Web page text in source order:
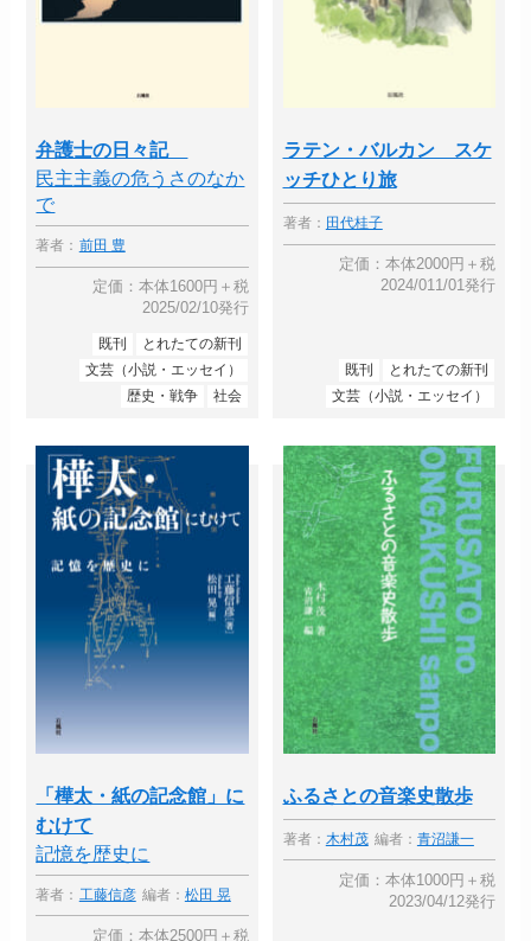
弁護士の日々記
民主主義の危うさのなか
で
著者： 前田 豊
定価：本体1600円＋税
2025/02/10発行
既刊
とれたての新刊
文芸（小説・エッセイ）
歴史・戦争
社会
ラテン・バルカン スケ
ッチひとり旅
著者： 田代桂子
定価：本体2000円＋税
2024/011/01発行
既刊
とれたての新刊
文芸（小説・エッセイ）
「樺太・紙の記念館」に
むけて
記憶を歴史に
著者： 工藤信彦 編者： 松田 晃
定価：本体2500円＋税
ふるさとの音楽史散歩
著者： 木村茂 編者： 青沼謙一
定価：本体1000円＋税
2023/04/12発行